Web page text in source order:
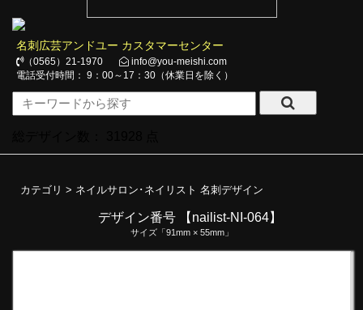
名刺広芸アンドユー カスタマーセンター
（0565）21-1970
info@you-meishi.com
電話受付時間： 9：00～17：30（休業日を除く）
カテゴリ > ネイルサロン･ネイリスト 名刺デザイン
デザイン番号 【nailist-NI-064】
サイズ「91mm × 55mm」